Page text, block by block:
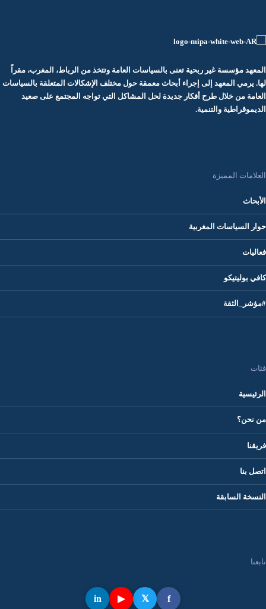
لها. يرمي المعهد إلى إجراء أبحاث معمقة حول مختلف الإشكالات المتعلقة بالسياسات
العامة من خلال طرح أفكار جديدة لحل المشاكل التي تواجه المجتمع على صعيد
الديموقراطية والتنمية.
العلامات المميزة
الأبحاث
حوار السياسات المغربية
فعاليات
كافي بوليتيكو
#مؤشر_الثقة
فئات
الرئيسية
من نحن؟
فريقنا
اتصل بنا
النسخة السابقة
تابعنا
f
𝕏
▶
in